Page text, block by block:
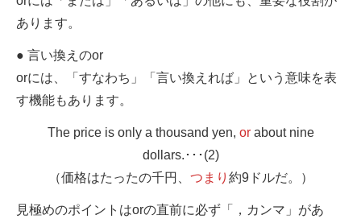
あります。
● 言い換えのor
orには、「すなわち」「言い換えれば」という意味を表
す機能もあります。
The price is only a thousand yen, orabout nine
dollars.･･･(2)
（価格はたったの千円、 つまり 約9ドルだ。）
見極めのポイントはorの直前に必ず「，カンマ」があ